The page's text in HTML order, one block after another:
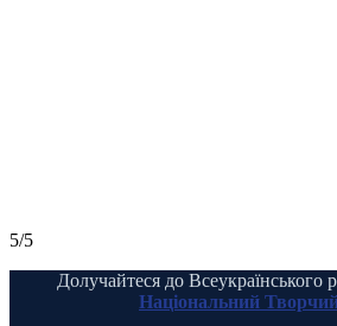
5/5
Долучайтеся до Всеукраїнського
Національний